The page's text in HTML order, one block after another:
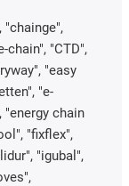
"chainge",
"CTD",
"easy
"e-
"energy chain
"fixflex",
"igubal",